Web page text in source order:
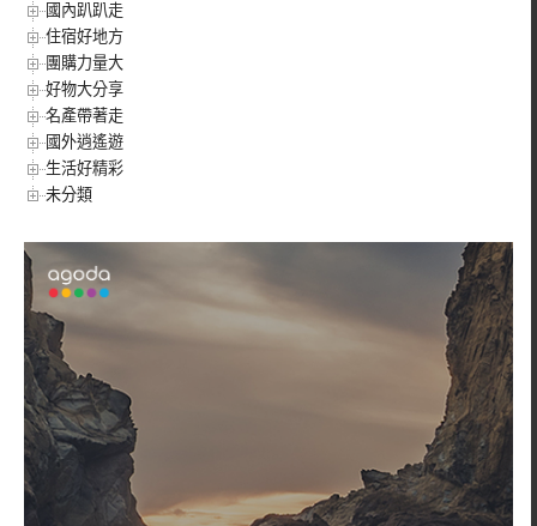
國內趴趴走
住宿好地方
團購力量大
好物大分享
名產帶著走
國外逍遙遊
生活好精彩
未分類